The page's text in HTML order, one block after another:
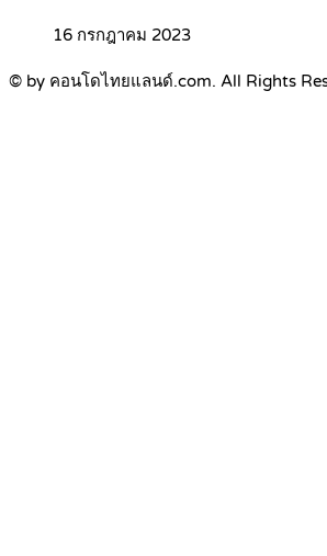
16 กรกฎาคม 2023
© by คอนโดไทยแลนด์.com. All Rights